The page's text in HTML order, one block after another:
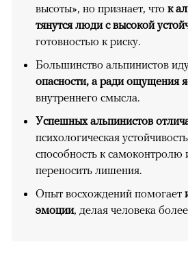
высоты», но признает, что к
тянутся люди с высокой
готовностью к риску.
Большинство альпинистов
опасности, а ради ощущения
внутреннего смысла.
Успешных альпинистов
психологическая
способность к самоконтролю
переносить лишения.
Опыт восхождений помогает
эмоции, делая человека